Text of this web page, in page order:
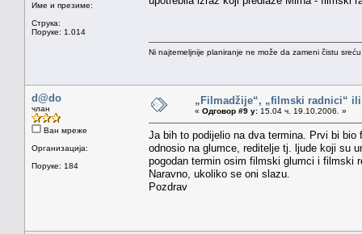
Име и презиме:
Струка:
Поруке: 1.014
Ni najtemeljnije planiranje ne može da zameni čistu
d@do
члан
Ван мреже
Организација:
Поруке: 184
„Filmadžije“, „filmski radnici“
« Одговор #9 у: 15.04 ч. 19.10.2006. »
Ja bih to podijelio na dva termina. Prvi bi
odnosio na glumce, reditelje tj. ljude koji su
pogodan termin osim filmski glumci i filmski
Naravno, ukoliko se oni slazu.
Pozdrav